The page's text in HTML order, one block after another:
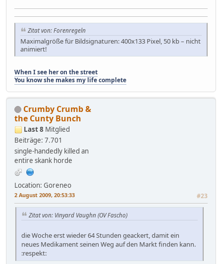
Zitat von: Forenregeln
Maximalgröße für Bildsignaturen: 400x133 Pixel, 50 kb – nicht
animiert!
When I see her on the street
You know she makes my life complete
Crumby Crumb &
the Cunty Bunch
Last 8 Mitglied
Beiträge: 7.701
single-handedly killed an
entire skank horde
Location: Goreneo
2 August 2009, 20:53:33 #23
Zitat von: Vinyard Vaughn (OV Fascho)
die Woche erst wieder 64 Stunden geackert, damit ein
neues Medikament seinen Weg auf den Markt finden kann.
:respekt: